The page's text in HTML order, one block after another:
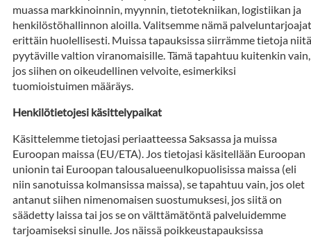
muassa markkinoinnin, myynnin, tietotekniikan, logistiikan ja
henkilöstöhallinnon aloilla. Valitsemme nämä palveluntarjoajat
erittäin huolellisesti. Muissa tapauksissa siirrämme tietoja niitä
pyytäville valtion viranomaisille. Tämä tapahtuu kuitenkin vain,
jos siihen on oikeudellinen velvoite, esimerkiksi
tuomioistuimen määräys.
Henkilötietojesi käsittelypaikat
Käsittelemme tietojasi periaatteessa Saksassa ja muissa
Euroopan maissa (EU/ETA). Jos tietojasi käsitellään Euroopan
unionin tai Euroopan talousalueenulkopuolisissa maissa (eli
niin sanotuissa kolmansissa maissa), se tapahtuu vain, jos olet
antanut siihen nimenomaisen suostumuksesi, jos siitä on
säädetty laissa tai jos se on välttämätöntä palveluidemme
tarjoamiseksi sinulle. Jos näissä poikkeustapauksissa